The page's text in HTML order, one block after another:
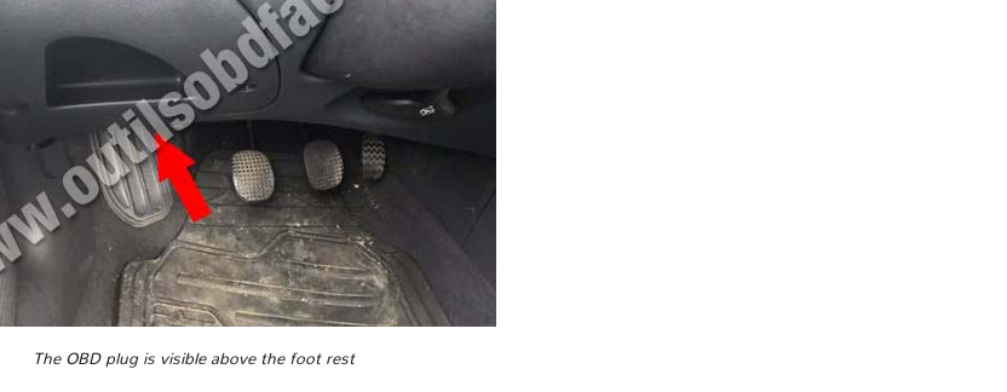
The OBD plug is visible above the foot rest